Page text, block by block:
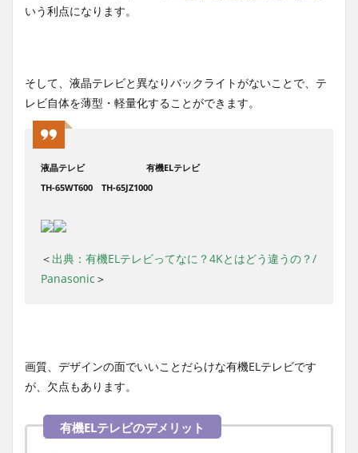
いう利点になります。
そして、液晶テレビと異なりバックライトがないことで、テ
レビ自体を薄型・軽量化することができます。
液晶テレビ 有機ELテレビ
TH-65WT600 TH-65JZ1000
＜ 出典：有機ELテレビってなに？4Kとはどう違うの？/
Panasonic ＞
画質、デザインの面でいいことだらけな有機ELテレビです
が、欠点もあります。